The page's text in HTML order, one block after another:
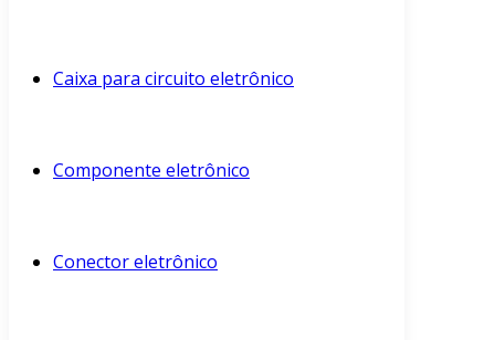
Caixa para circuito eletrônico
Componente eletrônico
Conector eletrônico